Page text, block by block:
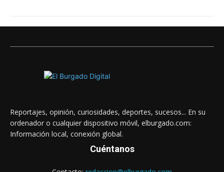
Reportajes, opinión, curiosidades, deportes, sucesos... En su
ordenador o cualquier dispositivo móvil, elburgado.com:
Información local, conexión global.
Cuéntanos